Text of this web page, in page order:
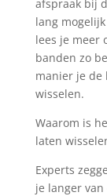
afspraak bij
lang
lees je meer
banden zo
manier je de
wisselen.
Waarom is
laten
Experts
je langer